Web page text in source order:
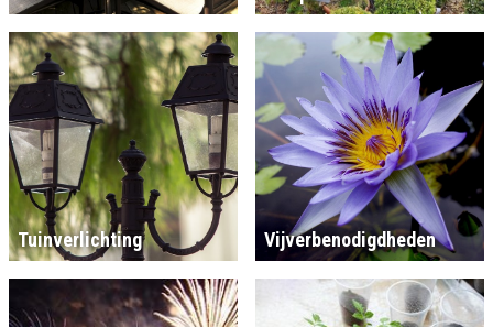
Tuinverlichting Vijverbenodigdheden